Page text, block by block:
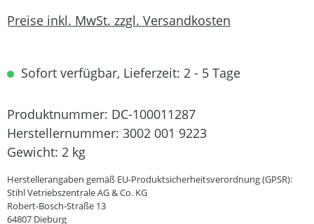
Preise inkl. MwSt. zzgl. Versandkosten
Sofort verfügbar, Lieferzeit: 2 - 5 Tage
Produktnummer: DC-100011287
Herstellernummer: 3002 001 9223
Gewicht: 2 kg
Herstellerangaben gemäß EU-Produktsicherheitsverordnung (GPSR):
Stihl Vetriebszentrale AG & Co. KG
Robert-Bosch-Straße 13
64807 Dieburg